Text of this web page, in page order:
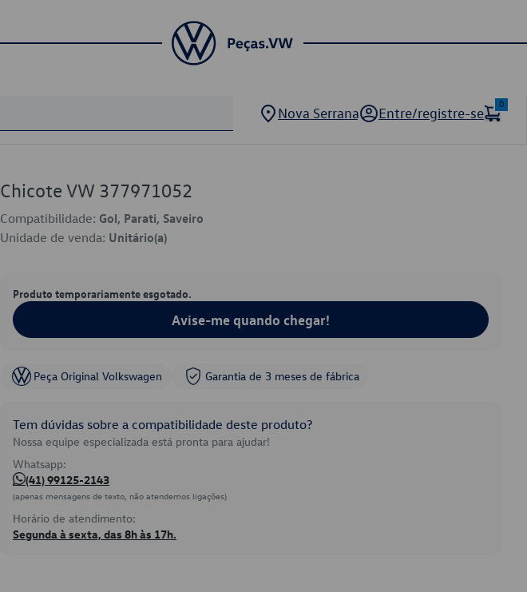
Nova Serrana Entre/registre-se
0
Chicote VW 377971052
Compatibilidade: Gol, Parati, Saveiro
Unidade de venda: Unitário(a)
Produto temporariamente esgotado.
Avise-me quando chegar!
Peça Original Volkswagen Garantia de 3 meses de fábrica
Tem dúvidas sobre a compatibilidade deste produto?
Nossa equipe especializada está pronta para ajudar!
Whatsapp:
(41) 99125-2143
(apenas mensagens de texto, não atendemos ligações)
Horário de atendimento:
Segunda à sexta, das 8h às 17h.